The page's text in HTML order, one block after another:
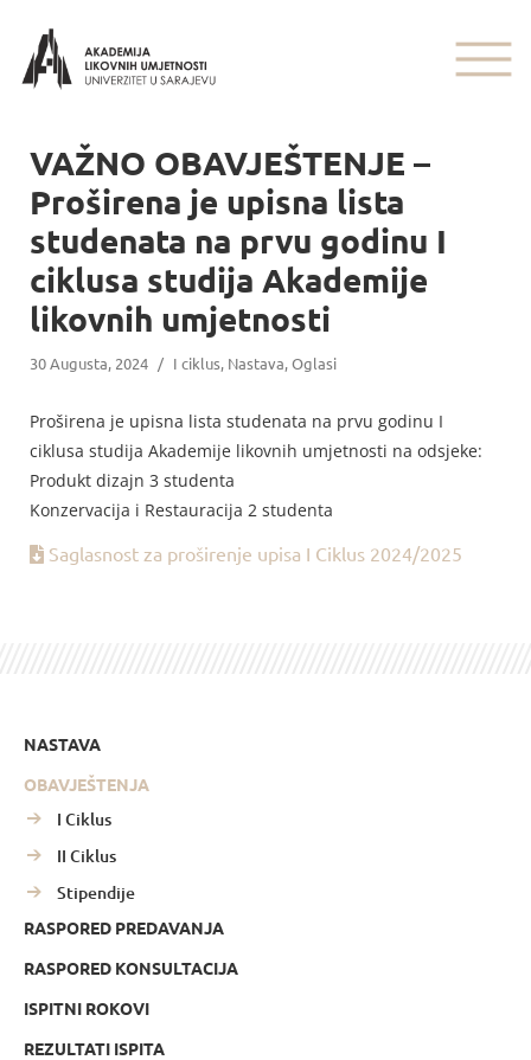
VAŽNO OBAVJEŠTENJE –
Proširena je upisna lista
studenata na prvu godinu I
ciklusa studija Akademije
likovnih umjetnosti
30 Augusta, 2024 / I ciklus, Nastava,Oglasi
Proširena je upisna lista studenata na prvu godinu I
ciklusa studija Akademije likovnih umjetnosti na odsjeke:
Produkt dizajn 3 studenta
Konzervacija i Restauracija 2 studenta
Saglasnost za proširenje upisa I Ciklus 2024/2025
NASTAVA
OBAVJEŠTENJA
I Ciklus
II Ciklus
Stipendije
RASPORED PREDAVANJA
RASPORED KONSULTACIJA
ISPITNI ROKOVI
REZULTATI ISPITA